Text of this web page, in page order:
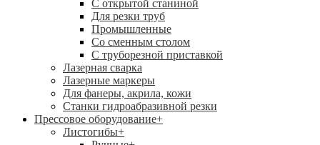
С открытой станиной
Для резки труб
Промышленные
Со сменным столом
С труборезной приставкой
Лазерная сварка
Лазерные маркеры
Для фанеры, акрила, кожи
Станки гидроабразивной резки
Прессовое оборудование+
Листогибы+